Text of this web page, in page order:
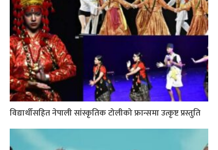
विद्यार्थीसहित नेपाली सांस्कृतिक टोलीको फ्रान्समा उत्कृष्ट प्रस्तुति